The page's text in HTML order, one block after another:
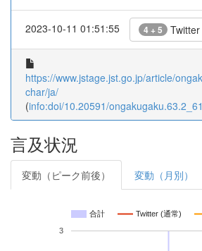
2023-10-11 01:51:55 4 + 5 Twitter
https://www.jstage.jst.go.jp/article/
char/ja/
(info:doi/10.20591/ongakugaku.63.2_61
言及状況
変動（ピーク前後） 変動（月別）
合計 Twitter (通常)
3